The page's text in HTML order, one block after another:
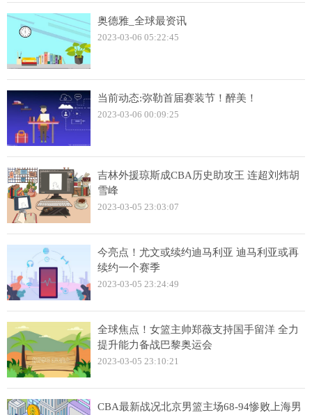
奥德雅_全球最资讯
2023-03-06 05:22:45
当前动态:弥勒首届赛装节！醉美！
2023-03-06 00:09:25
吉林外援琼斯成CBA历史助攻王 连超刘炜胡
雪峰
2023-03-05 23:03:07
今亮点！尤文或续约迪马利亚 迪马利亚或再
续约一个赛季
2023-03-05 23:24:49
全球焦点！女篮主帅郑薇支持国手留洋 全力
提升能力备战巴黎奥运会
2023-03-05 23:10:21
CBA最新战况北京男篮主场68-94惨败上海男